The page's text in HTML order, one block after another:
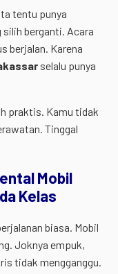
tentu punya
berganti. Acara
berjalan. Karena
selalu punya
praktis. Kamu tidak
Tinggal
Mobil
Kelas
biasa. Mobil
Joknya empuk,
tidak mengganggu.